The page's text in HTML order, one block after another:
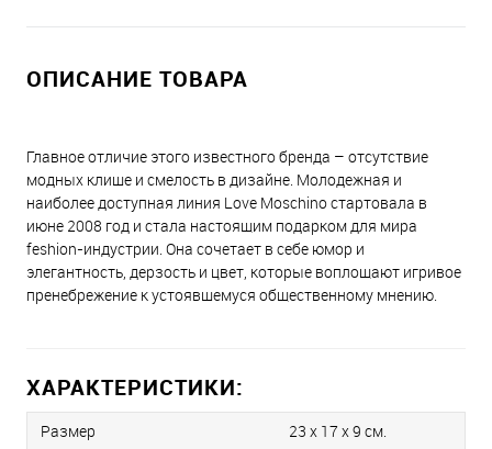
ОПИСАНИЕ ТОВАРА
Главное отличие этого известного бренда – отсутствие
модных клише и смелость в дизайне. Молодежная и
наиболее доступная линия Love Moschino стартовала в
июне 2008 год и стала настоящим подарком для мира
feshion-индустрии. Она сочетает в себе юмор и
элегантность, дерзость и цвет, которые воплощают игривое
пренебрежение к устоявшемуся общественному мнению.
ХАРАКТЕРИСТИКИ:
Размер
23 х 17 x 9 см.